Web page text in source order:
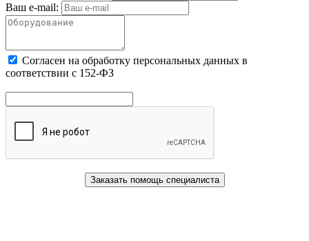
Ваш e-mail:
Cогласен на обработку персональных данных в
соответствии с 152-ФЗ
Заказать помощь специалиста